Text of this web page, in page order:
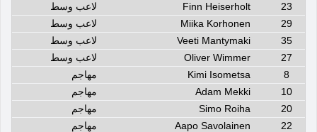
23
Finn Heiserholt
لاعب وسط
29
Miika Korhonen
لاعب وسط
35
Veeti Mantymaki
لاعب وسط
27
Oliver Wimmer
لاعب وسط
8
Kimi Isometsa
مهاجم
10
Adam Mekki
مهاجم
20
Simo Roiha
مهاجم
22
Aapo Savolainen
مهاجم